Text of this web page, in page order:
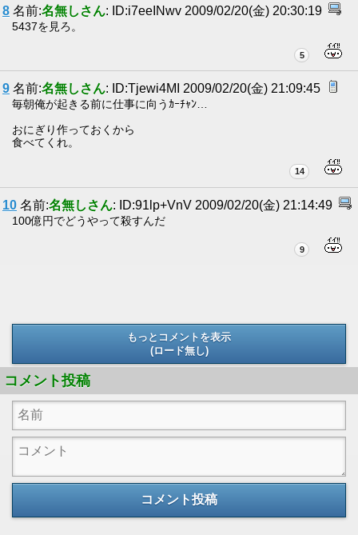
8 名前:名無しさん: ID:i7eeINwv 2009/02/20(金) 20:30:19
5437を見ろ。
5
9 名前:名無しさん: ID:Tjewi4MI 2009/02/20(金) 21:09:45
毎朝俺が起きる前に仕事に向うｶｰﾁｬﾝ…
おにぎり作っておくから
食べてくれ。
14
10 名前:名無しさん: ID:91lp+VnV 2009/02/20(金) 21:14:49
100億円でどうやって殺すんだ
9
もっとコメントを表示
(ロード無し)
コメント投稿
コメント投稿